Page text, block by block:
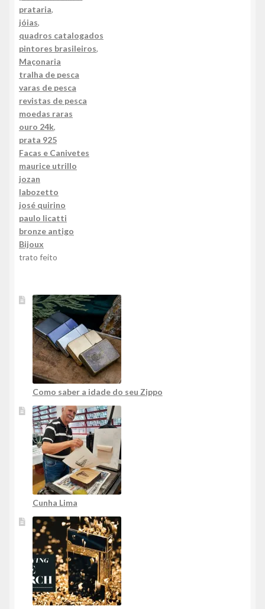
prataria,
jóias,
quadros catalogados
pintores brasileiros,
Maçonaria
tralha de pesca
varas de pesca
revistas de pesca
moedas raras
ouro 24k,
prata 925
Facas e Canivetes
maurice utrillo
jozan
labozetto
josé quirino
paulo licatti
bronze antigo
Bijoux
trato feito
Como saber a idade do seu Zippo
Cunha Lima